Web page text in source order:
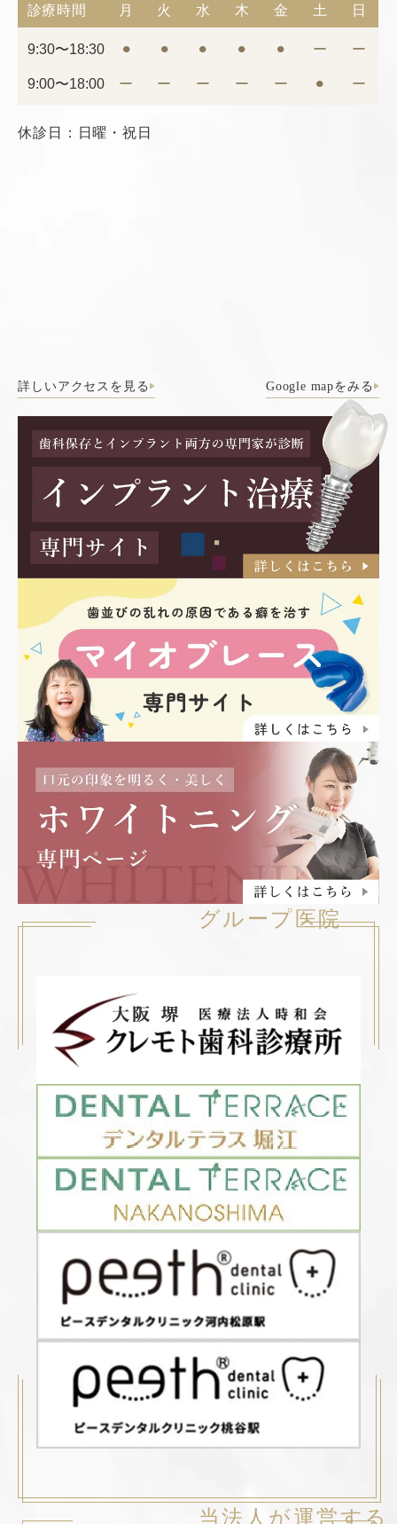
診療時間 月 火 水 木 金 土 日
9:30〜18:30 ⚫︎ ⚫︎ ⚫︎ ⚫︎ ⚫︎ ー ー
9:00〜18:00 ー ー ー ー ー ⚫︎ ー
休診日：日曜・祝日
詳しいアクセスを見る Google mapをみる
グループ医院
当法人が運営する